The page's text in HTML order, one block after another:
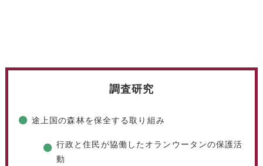
調査研究
途上国の森林を保全する取り組み
行政と住民が協働したオランウータンの保護活
動